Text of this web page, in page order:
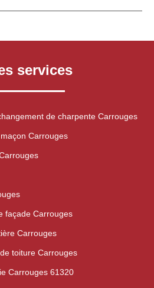
services
de charpente Carrouges
Carrouges
façade Carrouges
Carrouges
toiture Carrouges
Carrouges 61320